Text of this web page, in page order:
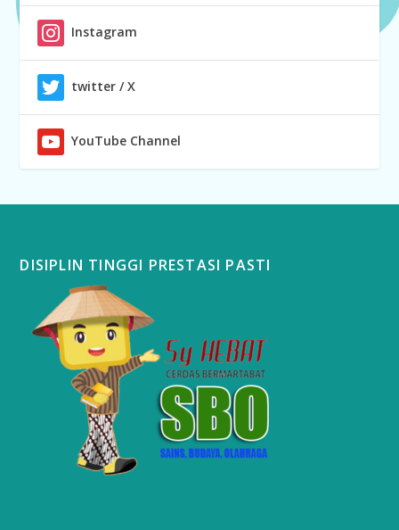
Instagram
twitter / X
YouTube Channel
DISIPLIN TINGGI PRESTASI PASTI